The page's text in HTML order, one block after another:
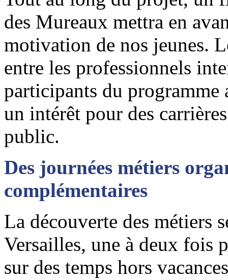
des Mureaux mettra en
motivation de nos jeunes.
entre les professionnels
participants du programme
un intérêt pour des
public.
Des journées métiers
complémentaires
La découverte des métiers
Versailles, une à deux fois
sur des temps hors